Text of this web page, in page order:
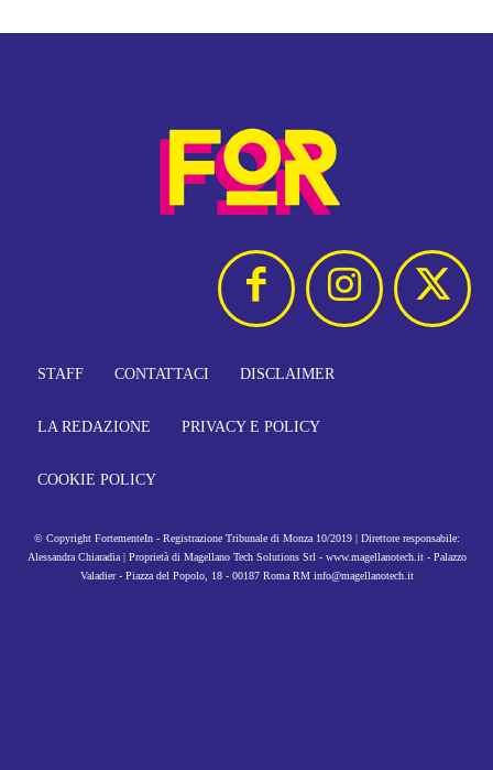
STAFF CONTATTACI DISCLAIMER
LA REDAZIONE PRIVACY E POLICY
COOKIE POLICY
© Copyright FortementeIn - Registrazione Tribunale di Monza 10/2019 | Direttore responsabile:
Alessandra Chiaradia | Proprietà di Magellano Tech Solutions Srl - www.magellanotech.it - Palazzo
Valadier - Piazza del Popolo, 18 - 00187 Roma RM info@magellanotech.it